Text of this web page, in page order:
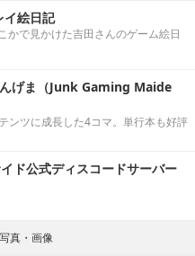
イ絵日記
かで見かけた吉田さんのゲーム絵日
んげま（Junk Gaming Maide
ンツに成長した4コマ。単行本も好評
ド公式ディスコードサーバー
写真・画像